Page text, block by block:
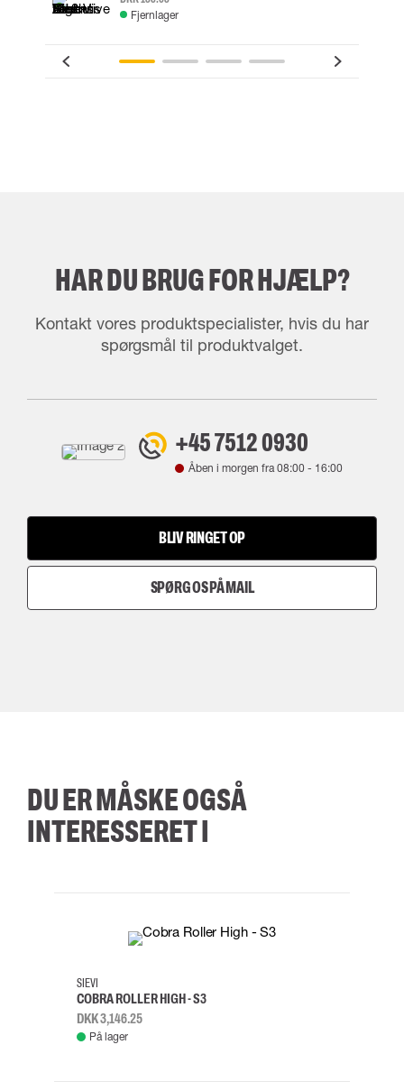
Fjernlager
HAR DU BRUG FOR HJÆLP?
Kontakt vores produktspecialister, hvis du har
spørgsmål til produktvalget.
+45 7512 0930
Åben i morgen fra08:00 - 16:00
BLIV RINGET OP
SPØRG OS PÅ MAIL
DU ER MÅSKE OGSÅ
INTERESSERET I
38
SIEVI
COBRA ROLLER HIGH - S3
DKK 3,146.25
På lager